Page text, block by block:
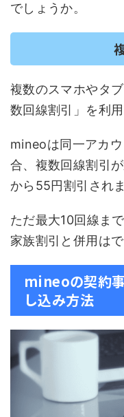
でしょうか。
複数のスマホやタ
数回線割引」を利用
mineoは同一アカ
合、複数回線割引
から55円割引されま
ただ最大10回線ま
家族割引と併用は
mineoの契約
し込み方法